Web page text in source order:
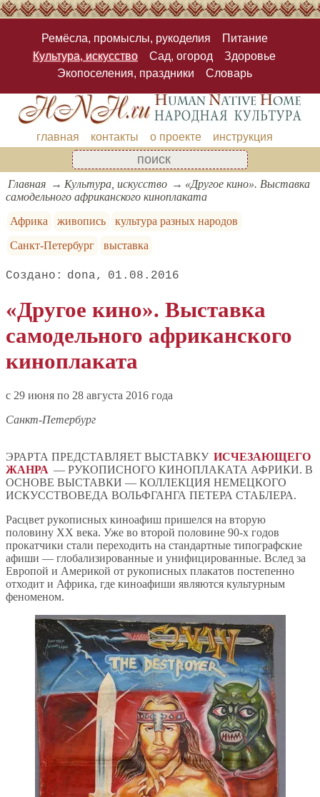
Ремёсла, промыслы, рукоделия
Питание
Культура, искусство
Сад, огород
Здоровье
Экопоселения, праздники
Словарь
главная контакты о проекте инструкция
Главная Культура, искусство
«Другое кино». Выставка
самодельного африканского киноплаката
Африка
живопись
культура разных народов
Санкт-Петербург
выставка
dona 01.08.2016
«Другое кино». Выставка
самодельного африканского
киноплаката
c 29 июня по 28 августа 2016 года
Санкт-Петербург
ЭРАРТА ПРЕДСТАВЛЯЕТ ВЫСТАВКУ ИСЧЕЗАЮЩЕГО
ЖАНРА — РУКОПИСНОГО КИНОПЛАКАТА АФРИКИ. В
ОСНОВЕ ВЫСТАВКИ — КОЛЛЕКЦИЯ НЕМЕЦКОГО
ИСКУССТВОВЕДА ВОЛЬФГАНГА ПЕТЕРА СТАБЛЕРА.
Расцвет рукописных киноафиш пришелся на вторую
половину XX века. Уже во второй половине 90-х годов
прокатчики стали переходить на стандартные типографские
афиши — глобализированные и унифицированные. Вслед за
Европой и Америкой от рукописных плакатов постепенно
отходит и Африка, где киноафиши являются культурным
феноменом.